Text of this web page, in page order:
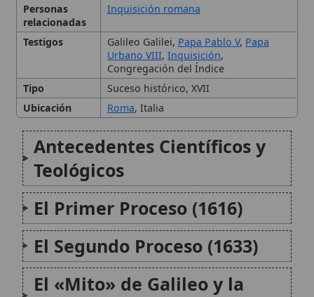
El Segundo Proceso (1633)
El «Mito» de Galileo y la
Reconciliación
Lecciones Aprendidas
Conclusión
Citas y referencias
Modificado el 30 de septiembre de 2025 •FideScore™ 8.61•Citar
este artículo•Paq. Scorm (LMS)•Sugerir mejora•Compartir
artículo • •
Controversia de María como corredentora
La controversia de María como corredentora es un